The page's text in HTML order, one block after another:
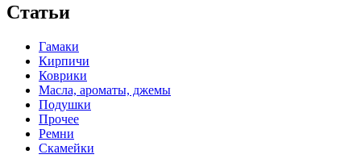
Статьи
Гамаки
Кирпичи
Коврики
Масла, ароматы, джемы
Подушки
Прочее
Ремни
Скамейки